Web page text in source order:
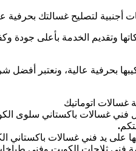
لتصليح غسالتك بحرفية
وتقديم الخدمة بأعلى جودة
بحرفية عالية، ونعتبر أفضل
اتوماتيك
فني غسالات باكستاني سلوى
.
على يد فني غسالات باكستاني